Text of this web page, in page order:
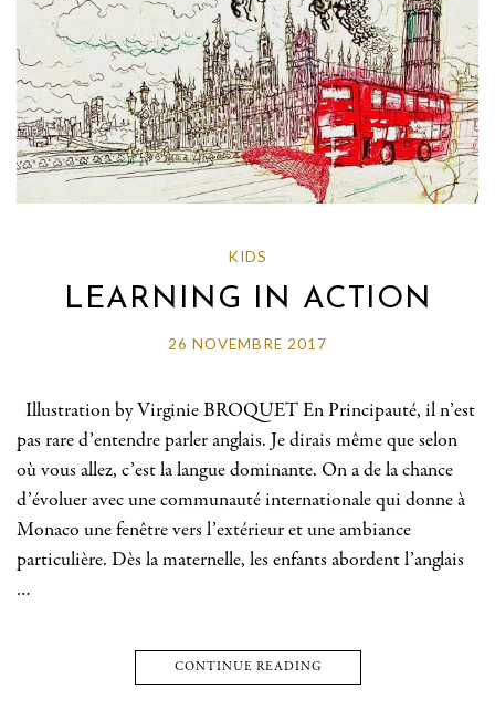
KIDS
LEARNING IN ACTION
26 NOVEMBRE 2017
Illustration by Virginie BROQUET En Principauté, il n’est
pas rare d’entendre parler anglais. Je dirais même que selon
où vous allez, c’est la langue dominante. On a de la chance
d’évoluer avec une communauté internationale qui donne à
Monaco une fenêtre vers l’extérieur et une ambiance
particulière. Dès la maternelle, les enfants abordent l’anglais
…
CONTINUE READING